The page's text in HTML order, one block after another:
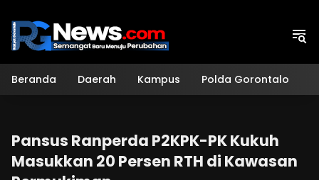
konten
Beranda Daerah Kampus Polda Gorontalo
Pansus Ranperda P2KPK-PK Kukuh
Masukkan 20 Persen RTH di Kawasan